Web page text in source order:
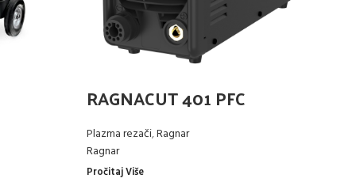
RAGNACUT 401 PFC
Plazma rezači,Ragnar
Ragnar
Pročitaj Više